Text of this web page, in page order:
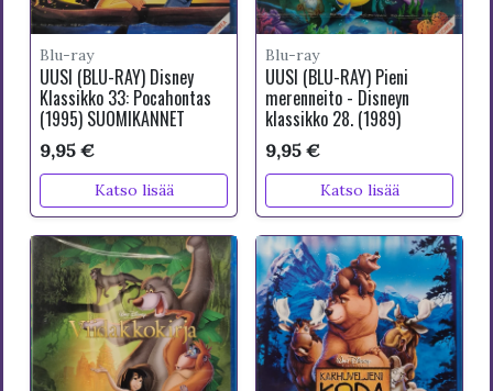
Blu-ray
UUSI (BLU-RAY) Disney
Klassikko 33: Pocahontas
(1995) SUOMIKANNET
9,95 €
Katso lisää
Blu-ray
UUSI (BLU-RAY) Pieni
merenneito - Disneyn
klassikko 28. (1989)
9,95 €
Katso lisää